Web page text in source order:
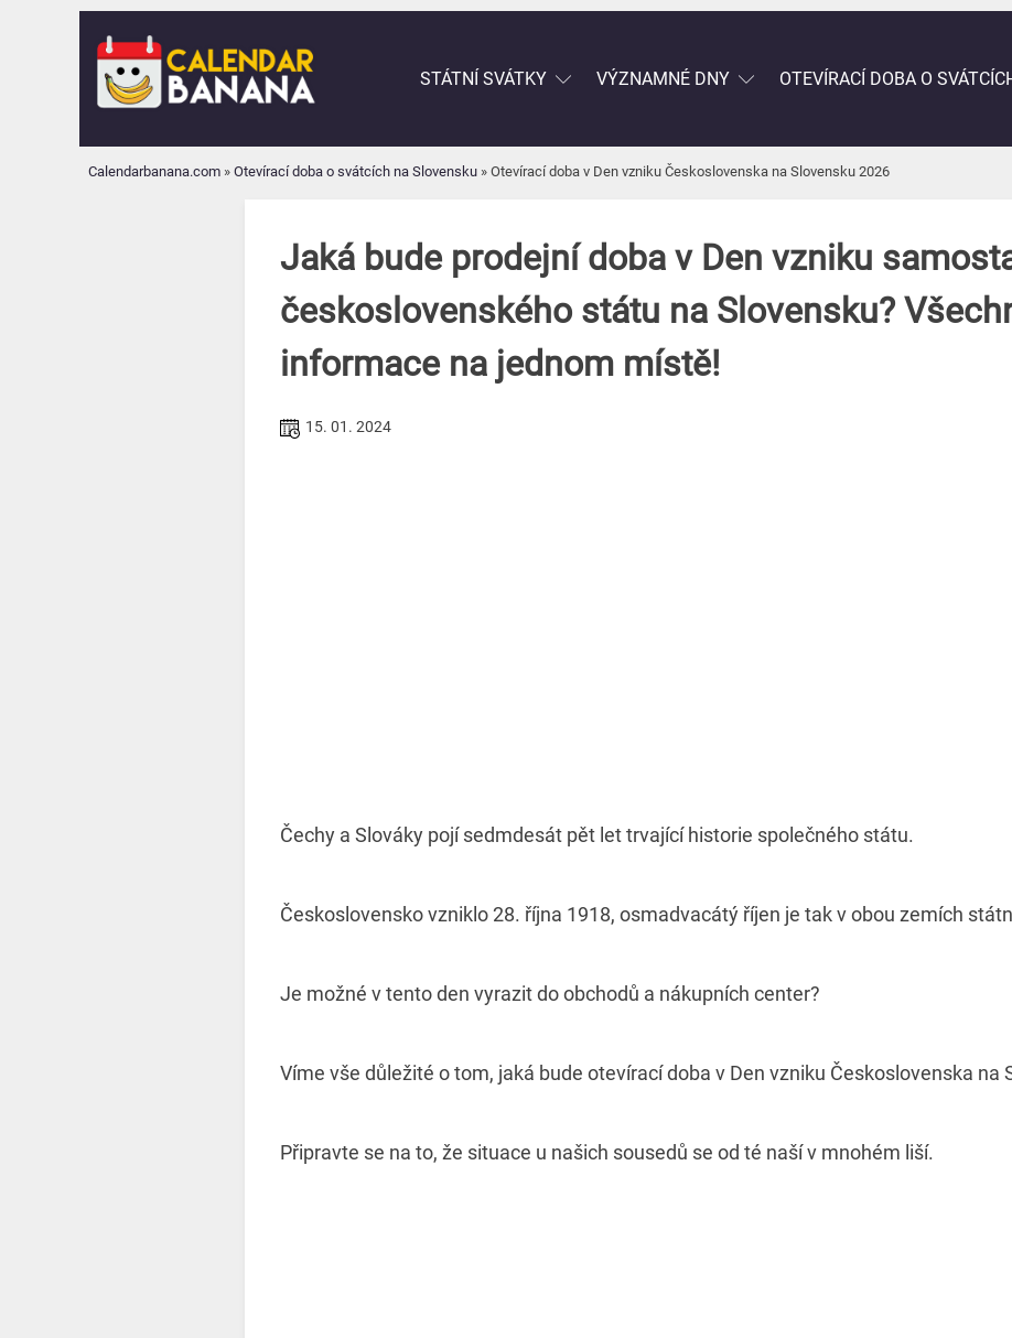
STÁTNÍ SVÁTKY VÝZNAMNÉ DNY OTEVÍRACÍ DOBA O
Calendarbanana.com » Otevírací doba o svátcích na Slovensku » Otevírací doba v Den vzniku Československa na Slovensku 2026
Jaká bude prodejní doba v Den vzniku
československého státu na Slovensku?
informace na jednom místě!
15. 01. 2024
Čechy a Slováky pojí sedmdesát pět let trvající historie společného státu.
Československo vzniklo 28. října 1918, osmadvacátý říjen je tak v obou zemích
Je možné v tento den vyrazit do obchodů a nákupních center?
Víme vše důležité o tom, jaká bude otevírací doba v Den vzniku Československa na
Připravte se na to, že situace u našich sousedů se od té naší v mnohém liší.